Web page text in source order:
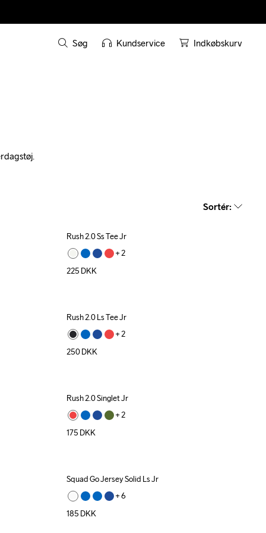
Søg Kundservice Indkøbskurv
Sortér:
Rush 2.0 Ss Tee Jr
+ 2
225 DKK
Rush 2.0 Ls Tee Jr
+ 2
250DKK
Rush 2.0 Singlet Jr
+ 2
175 DKK
Squad Go Jersey Solid Ls Jr
+ 6
185 DKK